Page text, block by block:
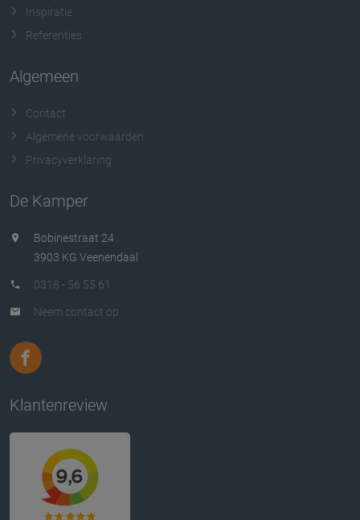
Inspiratie
Referenties
Algemeen
Contact
Algemene voorwaarden
Privacyverklaring
De Kamper
Bobinestraat 24
3903 KG Veenendaal
0318 - 56 55 61
Neem contact op
Klantenreview